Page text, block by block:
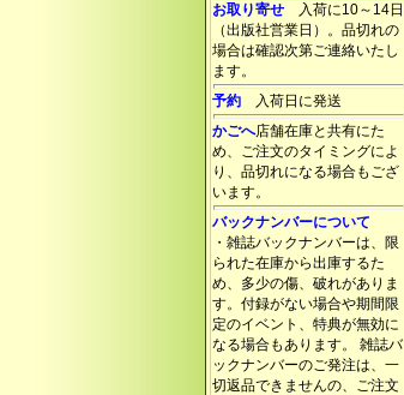
お取り寄せ 入荷に10～14日
（出版社営業日）。品切れの
場合は確認次第ご連絡いたし
ます。
予約 入荷日に発送
かごへ店舗在庫と共有にた
め、ご注文のタイミングによ
り、品切れになる場合もござ
います。
バックナンバーについて
・雑誌バックナンバーは、限
られた在庫から出庫するた
め、多少の傷、破れがありま
す。付録がない場合や期間限
定のイベント、特典が無効に
なる場合もあります。 雑誌バ
ックナンバーのご発注は、一
切返品できませんの、ご注文